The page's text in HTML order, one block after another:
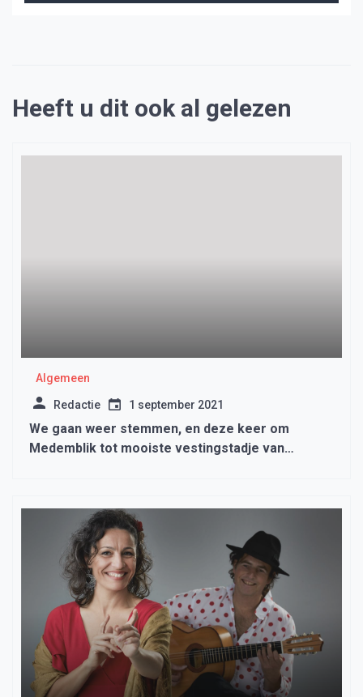
Heeft u dit ook al gelezen
Algemeen
Redactie 1 september 2021
We gaan weer stemmen, en deze keer om
Medemblik tot mooiste vestingstadje van